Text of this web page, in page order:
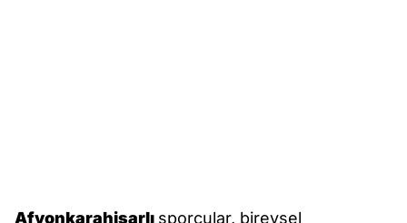
Afyonkarahisarlı sporcular, bireysel